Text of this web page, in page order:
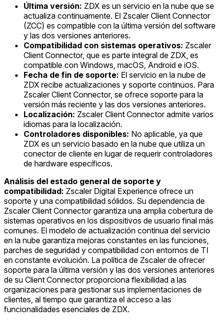
Última versión: ZDX es un servicio en la nube que se
actualiza continuamente. El Zscaler Client Connector
(ZCC) es compatible con la última versión del software
y las dos versiones anteriores.
Compatibilidad con sistemas operativos: Zscaler
Client Connector, que es parte integral de ZDX, es
compatible con Windows, macOS, Android e iOS.
Fecha de fin de soporte: El servicio en la nube de
ZDX recibe actualizaciones y soporte continuos. Para
Zscaler Client Connector, se ofrece soporte para la
versión más reciente y las dos versiones anteriores.
Localización: Zscaler Client Connector admite varios
idiomas para la localización.
Controladores disponibles: No aplicable, ya que
ZDX es un servicio basado en la nube que utiliza un
conector de cliente en lugar de requerir controladores
de hardware específicos.
Análisis del estado general de soporte y
compatibilidad: Zscaler Digital Experience ofrece un
soporte y una compatibilidad sólidos. Su dependencia de
Zscaler Client Connector garantiza una amplia cobertura de
sistemas operativos en los dispositivos de usuario final más
comunes. El modelo de actualización continua del servicio
en la nube garantiza mejoras constantes en las funciones,
parches de seguridad y compatibilidad con entornos de TI
en constante evolución. La política de Zscaler de ofrecer
soporte para la última versión y las dos versiones anteriores
de su Client Connector proporciona flexibilidad a las
organizaciones para gestionar sus implementaciones de
clientes, al tiempo que garantiza el acceso a las
funcionalidades esenciales de ZDX.